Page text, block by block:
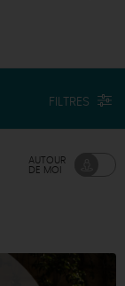
FILTRES
AUTOUR
DE MOI